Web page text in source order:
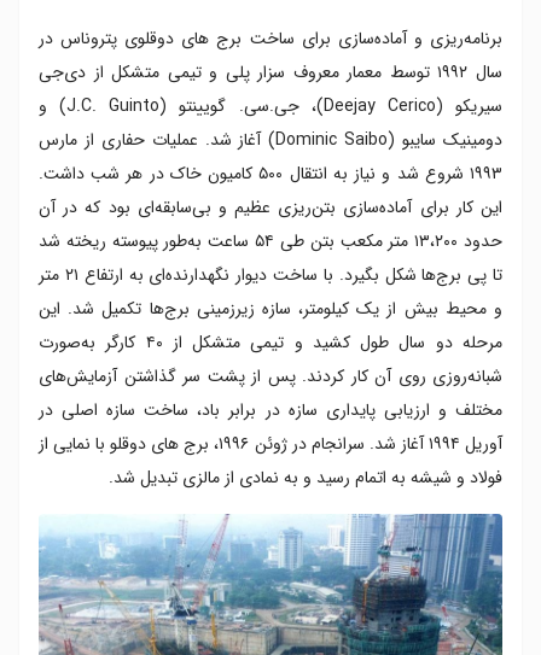
برنامه‌ریزی و آماده‌سازی برای ساخت برج های دوقلوی پتروناس در
سال ۱۹۹۲ توسط معمار معروف سزار پلی و تیمی متشکل از دی‌جی
سیریکو (Deejay Cerico)، جی.سی. گویینتو (J.C. Guinto) و
دومینیک سایبو (Dominic Saibo) آغاز شد. عملیات حفاری از مارس
۱۹۹۳ شروع شد و نیاز به انتقال ۵۰۰ کامیون خاک در هر شب داشت.
این کار برای آماده‌سازی بتن‌ریزی عظیم و بی‌سابقه‌ای بود که در آن
حدود ۱۳،۲۰۰ متر مکعب بتن طی ۵۴ ساعت به‌طور پیوسته ریخته شد
تا پی برج‌ها شکل بگیرد. با ساخت دیوار نگهدارنده‌ای به ارتفاع ۲۱ متر
و محیط بیش از یک کیلومتر، سازه زیرزمینی برج‌ها تکمیل شد. این
مرحله دو سال طول کشید و تیمی متشکل از ۴۰ کارگر به‌صورت
شبانه‌روزی روی آن کار کردند. پس از پشت سر گذاشتن آزمایش‌های
مختلف و ارزیابی پایداری سازه در برابر باد، ساخت سازه اصلی در
آوریل ۱۹۹۴ آغاز شد. سرانجام در ژوئن ۱۹۹۶، برج های دوقلو با نمایی از
فولاد و شیشه به اتمام رسید و به نمادی از مالزی تبدیل شد.